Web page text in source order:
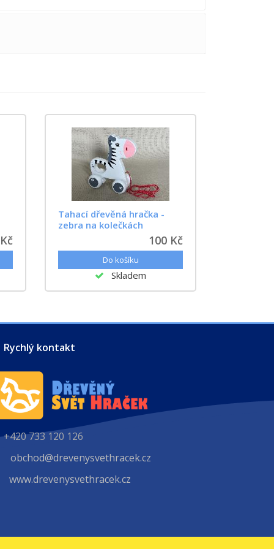
Tahací dřevěná hračka -
zebra na kolečkách
100 Kč
Skladem
kontakt
+420 733 120 126
obchod@drevenysvethracek.cz
www.drevenysvethracek.cz